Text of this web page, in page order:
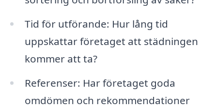
Tid för utförande: Hur lång tid
uppskattar företaget att städningen
kommer att ta?
Referenser: Har företaget goda
omdömen och rekommendationer